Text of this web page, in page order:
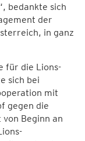
bedankte sich
der
in ganz
für die Lions-
sich bei
mit
gegen die
Beginn an